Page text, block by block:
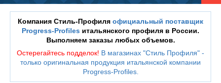
Компания Стиль-Профиля официальный поставщик
Progress-Profiles итальянского профиля в России.
Выполняем заказы любых объемов.
Остерегайтесь подделок! В магазинах "Стиль Профиля" -
только оригинальная продукция итальянской компании
Progress-Profiles.